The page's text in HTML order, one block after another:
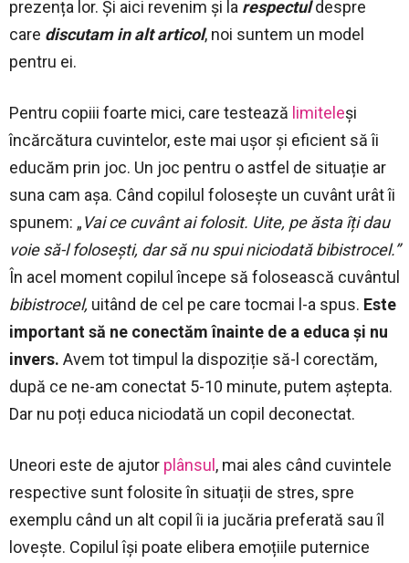
prezența lor. Și aici revenim și la respectuldespre
care discutam in alt articol, noi suntem un model
pentru ei.
Pentru copiii foarte mici, care testează limiteleși
încărcătura cuvintelor, este mai ușor și eficient să îi
educăm prin joc. Un joc pentru o astfel de situație ar
suna cam așa. Când copilul folosește un cuvânt urât îi
spunem: „Vai ce cuvânt ai folosit. Uite, pe ăsta îți dau
voie să-l folosești, dar să nu spui niciodată bibistrocel.”
În acel moment copilul începe să folosească cuvântul
bibistrocel, uitând de cel pe care tocmai l-a spus. Este
important să ne conectăm înainte de a educa și nu
invers. Avem tot timpul la dispoziție să-l corectăm,
după ce ne-am conectat 5-10 minute, putem aștepta.
Dar nu poți educa niciodată un copil deconectat.
Uneori este de ajutor plânsul , mai ales când cuvintele
respective sunt folosite în situații de stres, spre
exemplu când un alt copil îi ia jucăria preferată sau îl
lovește. Copilul își poate elibera emoțiile puternice